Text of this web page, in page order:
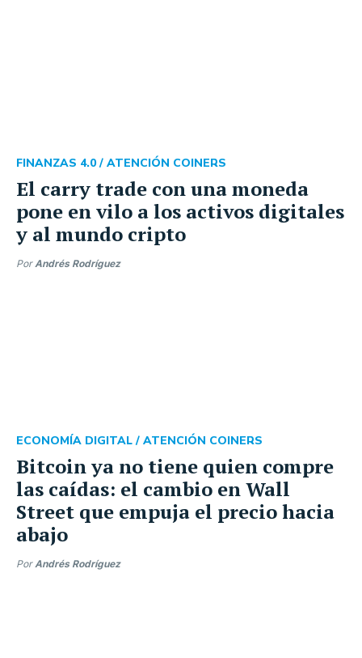
El carry trade con una moneda
pone en vilo a los activos digitales
y al mundo cripto
FINANZAS 4.0 / ATENCIÓN COINERS
PorAndrés Rodríguez
Bitcoin ya no tiene quien compre
las caídas: el cambio en Wall
Street que empuja el precio hacia
abajo
ECONOMÍA DIGITAL / ATENCIÓN COINERS
PorAndrés Rodríguez